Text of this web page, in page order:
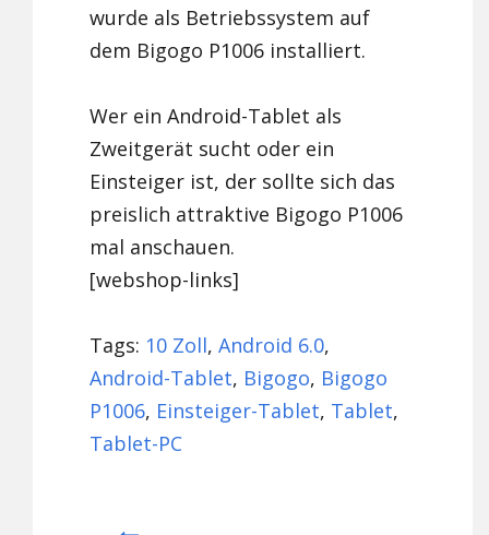
wurde als Betriebssystem auf
dem Bigogo P1006 installiert.
Wer ein Android-Tablet als
Zweitgerät sucht oder ein
Einsteiger ist, der sollte sich das
preislich attraktive Bigogo P1006
mal anschauen.
[webshop-links]
Tags: 10 Zoll,Android 6.0,
Android-Tablet, Bigogo, Bigogo
P1006, Einsteiger-Tablet, Tablet,
Tablet-PC